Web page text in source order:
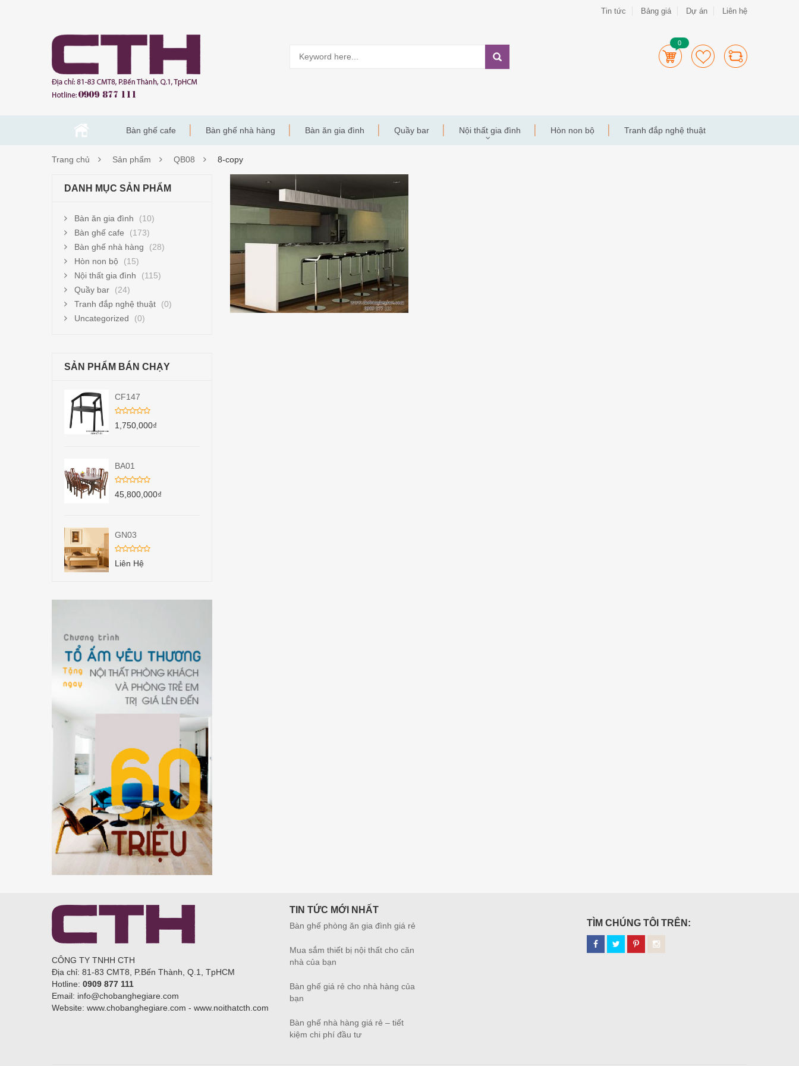
Tin tức Bảng giá Dự án Liên hệ
0
Bàn ghế cafe Bàn ghế nhà hàng Bàn ăn gia đình Quầy bar Nội thất gia đình Hòn non bộ Tranh đắp nghệ thuật
Trang chủ Sản phẩm QB08 8-copy
8-
COPY
DANH MỤC SẢN PHẨM
Bàn ăn gia đình
(10)
Bàn ghế cafe
(173)
Bàn ghế nhà hàng
(28)
Hòn non bộ
(15)
Nội thất gia đình
(115)
Quầy bar
(24)
Tranh đắp nghệ thuật
(0)
Uncategorized
(0)
SẢN PHẨM BÁN CHẠY
CF147
1,750,000₫
BA01
45,800,000₫
GN03
Liên Hệ
CÔNG TY TNHH CTH
Địa chỉ: 81-83 CMT8, P.Bến Thành, Q.1, TpHCM
Hotline: 0909 877 111
Email: info@chobanghegiare.com
Website: www.chobanghegiare.com - www.noithatcth.com
TIN TỨC MỚI NHẤT
Bàn ghế phòng ăn gia đình giá rẻ
Mua sắm thiết bị nội thất cho căn
nhà của bạn
Bàn ghế giá rẻ cho nhà hàng của
bạn
Bàn ghế nhà hàng giá rẻ – tiết
kiệm chi phí đầu tư
TÌM CHÚNG TÔI TRÊN: